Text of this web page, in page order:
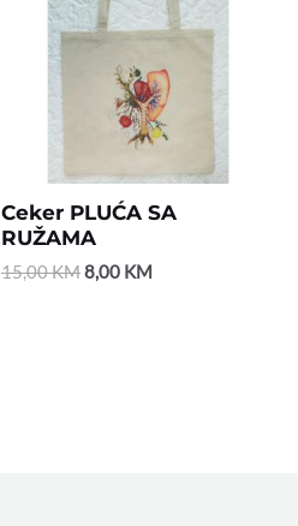
Ceker PLUĆA SA
RUŽAMA
15,00KM8,00 KM